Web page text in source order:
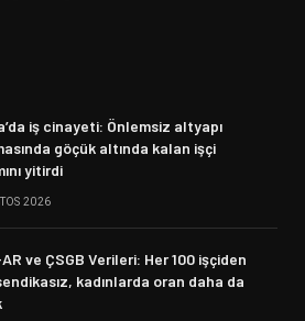
iş cinayeti: Önlemsiz altyapı
göçük altında kalan işçi
yitirdi
2026
ve ÇSGB Verileri: Her 100 işçiden
sendikasız, kadınlarda oran daha da